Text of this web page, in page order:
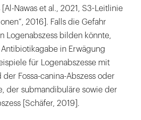
Nawas et al., 2021, S3-Leitlinie
2016]. Falls die Gefahr
Logenabszess bilden könnte,
in Erwägung
für Logenabszesse mit
Fossa-canina-Abszess oder
der submandibuläre sowie der
[Schäfer, 2019].